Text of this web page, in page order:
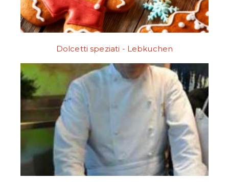
Dolcetti speziati - Lebkuchen